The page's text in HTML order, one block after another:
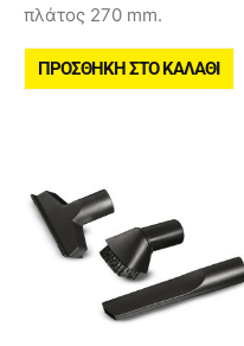
πλάτος 270 mm.
ΠΡΟΣΘΉΚΗ ΣΤΟ ΚΑΛΆΘΙ